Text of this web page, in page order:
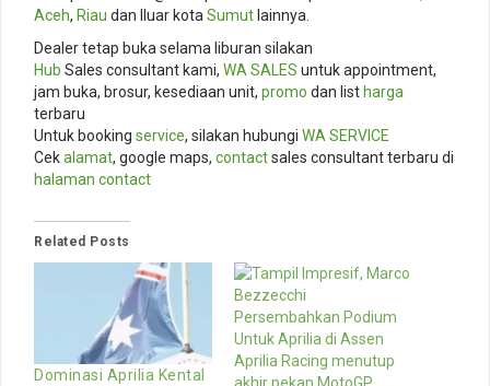
Aceh, Riau dan lluar kotaSumut lainnya.
Dealer tetap buka selama liburan silakan
Hub Sales consultant kami, WA SALES untuk appointment,
jam buka, brosur, kesediaan unit, promo dan list harga
terbaru
Untuk booking service, silakan hubungi WA SERVICE
Cekalamat, google maps, contactsales consultant terbaru di
halaman contact
Related Posts
Dominasi Aprilia Kental